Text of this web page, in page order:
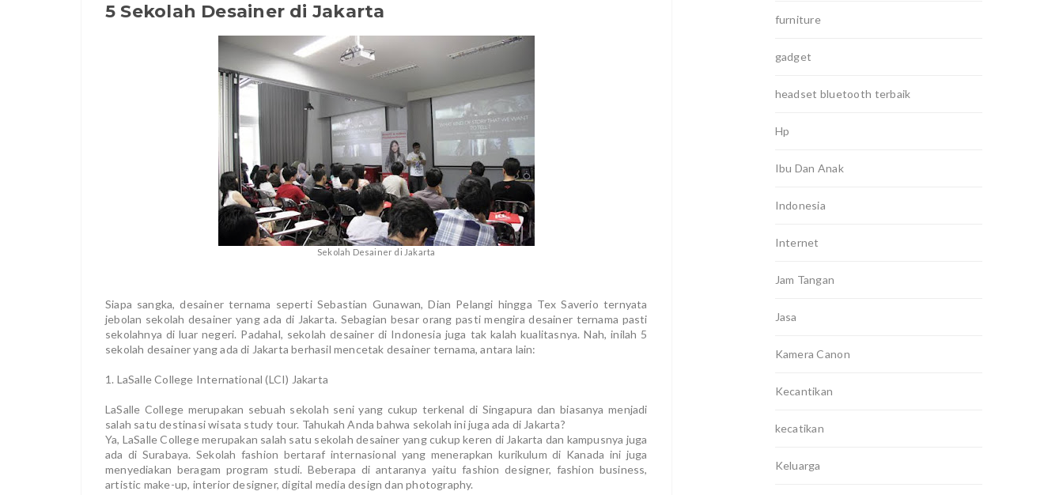
5 Sekolah Desainer di Jakarta
Sekolah Desainer di Jakarta
Siapa sangka, desainer ternama seperti Sebastian Gunawan, Dian Pelangi hingga Tex Saverio ternyata
jebolan sekolah desainer yang ada di Jakarta. Sebagian besar orang pasti mengira desainer ternama pasti
sekolahnya di luar negeri. Padahal, sekolah desainer di Indonesia juga tak kalah kualitasnya. Nah, inilah 5
sekolah desainer yang ada di Jakarta berhasil mencetak desainer ternama, antara lain:
1. LaSalle College International (LCI) Jakarta
LaSalle College merupakan sebuah sekolah seni yang cukup terkenal di Singapura dan biasanya menjadi
salah satu destinasi wisata study tour. Tahukah Anda bahwa sekolah ini juga ada di Jakarta?
Ya, LaSalle College merupakan salah satu sekolah desainer yang cukup keren di Jakarta dan kampusnya juga
ada di Surabaya. Sekolah fashion bertaraf internasional yang menerapkan kurikulum di Kanada ini juga
menyediakan beragam program studi. Beberapa di antaranya yaitu fashion designer, fashion business,
artistic make-up, interior designer, digital media design dan photography.
furniture
gadget
headset bluetooth terbaik
Hp
Ibu Dan Anak
Indonesia
Internet
Jam Tangan
Jasa
Kamera Canon
Kecantikan
kecatikan
Keluarga